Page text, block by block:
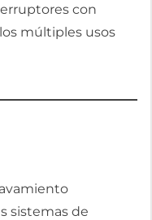
con
múltiples usos
sistemas de